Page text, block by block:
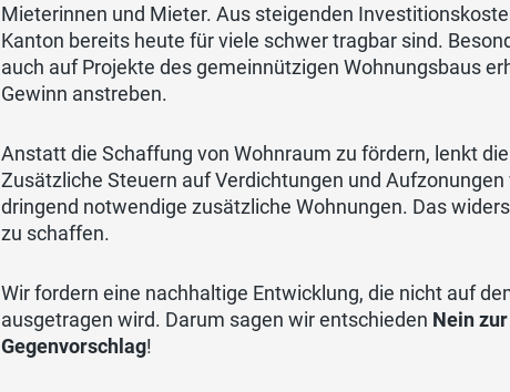
Mieterinnen und Mieter. Aus steigenden
Kanton bereits heute für viele schwer tragbar sind.
auch auf Projekte des gemeinnützigen Wohnungsbaus
Gewinn anstreben.
Anstatt die Schaffung von Wohnraum zu fördern, lenkt
Zusätzliche Steuern auf Verdichtungen und
dringend notwendige zusätzliche Wohnungen. Das
zu schaffen.
Wir fordern eine nachhaltige Entwicklung, die nicht auf
ausgetragen wird. Darum sagen wir entschieden Nein
Gegenvorschlag!